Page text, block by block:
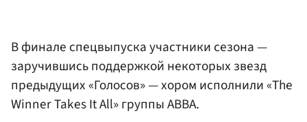
В финале спецвыпуска участники сезона —
заручившись поддержкой некоторых звезд
предыдущих «Голосов» — хором исполнили «The
Winner Takes It All» группы ABBA.